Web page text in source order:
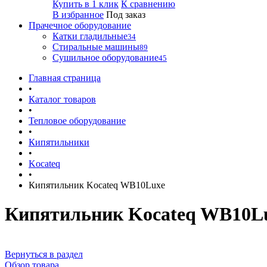
Купить в 1 клик К сравнению
В избранное Под заказ
Прачечное оборудование
Катки гладильные34
Стиральные машины89
Сушильное оборудование45
Главная страница
•
Каталог товаров
•
Тепловое оборудование
•
Кипятильники
•
Kocateq
•
Кипятильник Kocateq WB10Luxe
Кипятильник Kocateq
Вернуться в раздел
Обзор товара